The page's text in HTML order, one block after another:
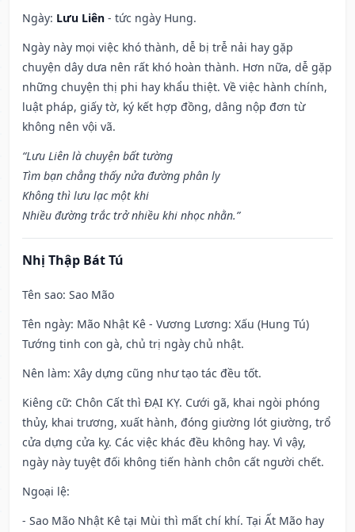
Ngày: Lưu Liên - tức ngày Hung.
Ngày này mọi việc khó thành, dễ bị trễ nải hay gặp
chuyện dây dưa nên rất khó hoàn thành. Hơn nữa, dễ gặp
những chuyện thị phi hay khẩu thiệt. Về việc hành chính,
luật pháp, giấy tờ, ký kết hợp đồng, dâng nộp đơn từ
không nên vội vã.
“Lưu Liên là chuyện bất tường
Tìm bạn chẳng thấy nửa đường phân ly
Không thì lưu lạc một khi
Nhiều đường trắc trở nhiều khi nhọc nhằn.”
Nhị Thập Bát Tú
Tên sao: Sao Mão
Tên ngày: Mão Nhật Kê - Vương Lương: Xấu (Hung Tú)
Tướng tinh con gà, chủ trị ngày chủ nhật.
Nên làm: Xây dựng cũng như tạo tác đều tốt.
Kiêng cữ: Chôn Cất thì ĐẠI KỴ. Cưới gã, khai ngòi phóng
thủy, khai trương, xuất hành, đóng giường lót giường, trổ
cửa dựng cửa kỵ. Các việc khác đều không hay. Vì vậy,
ngày này tuyệt đối không tiến hành chôn cất người chết.
Ngoại lệ:
- Sao Mão Nhật Kê tại Mùi thì mất chí khí. Tại Ất Mão hay